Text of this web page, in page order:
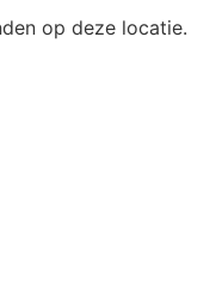
op deze locatie.